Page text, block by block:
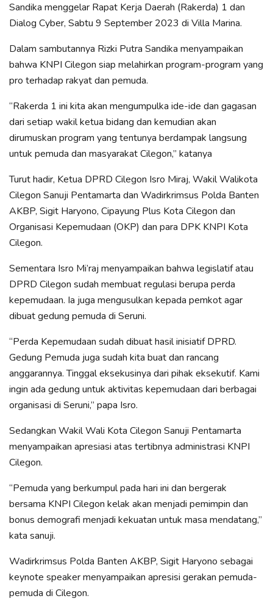
Sandika menggelar Rapat Kerja Daerah (Rakerda) 1 dan
Dialog Cyber, Sabtu 9 September 2023 di Villa Marina.
Dalam sambutannya Rizki Putra Sandika menyampaikan
bahwa KNPI Cilegon siap melahirkan program-program yang
pro terhadap rakyat dan pemuda.
“Rakerda 1 ini kita akan mengumpulka ide-ide dan gagasan
dari setiap wakil ketua bidang dan kemudian akan
dirumuskan program yang tentunya berdampak langsung
untuk pemuda dan masyarakat Cilegon,” katanya
Turut hadir, Ketua DPRD Cilegon Isro Miraj, Wakil Walikota
Cilegon Sanuji Pentamarta dan Wadirkrimsus Polda Banten
AKBP, Sigit Haryono, Cipayung Plus Kota Cilegon dan
Organisasi Kepemudaan (OKP) dan para DPK KNPI Kota
Cilegon.
Sementara Isro Mi’raj menyampaikan bahwa legislatif atau
DPRD Cilegon sudah membuat regulasi berupa perda
kepemudaan. Ia juga mengusulkan kepada pemkot agar
dibuat gedung pemuda di Seruni.
“Perda Kepemudaan sudah dibuat hasil inisiatif DPRD.
Gedung Pemuda juga sudah kita buat dan rancang
anggarannya. Tinggal eksekusinya dari pihak eksekutif. Kami
ingin ada gedung untuk aktivitas kepemudaan dari berbagai
organisasi di Seruni,” papa Isro.
Sedangkan Wakil Wali Kota Cilegon Sanuji Pentamarta
menyampaikan apresiasi atas tertibnya administrasi KNPI
Cilegon.
“Pemuda yang berkumpul pada hari ini dan bergerak
bersama KNPI Cilegon kelak akan menjadi pemimpin dan
bonus demografi menjadi kekuatan untuk masa mendatang,”
kata sanuji.
Wadirkrimsus Polda Banten AKBP, Sigit Haryono sebagai
keynote speaker menyampaikan apresisi gerakan pemuda-
pemuda di Cilegon.